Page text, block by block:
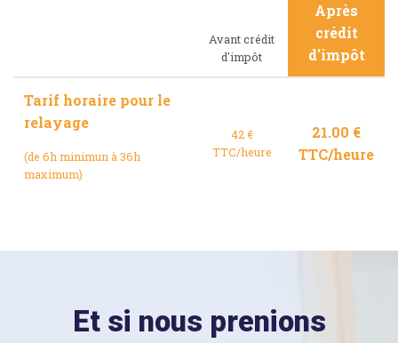
Avant crédit
d'impôt
Après
crédit
d'impôt
Tarif horaire pour le
relayage
(de 6h minimun à 36h
maximum)
42 €
TTC/heure
21.00 €
TTC/heure
Et si nous prenions